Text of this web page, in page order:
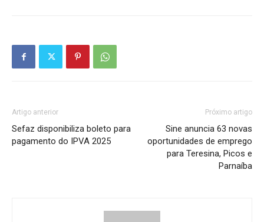
Artigo anterior
Sefaz disponibiliza boleto para
pagamento do IPVA 2025
Próximo artigo
Sine anuncia 63 novas
oportunidades de emprego
para Teresina, Picos e
Parnaíba